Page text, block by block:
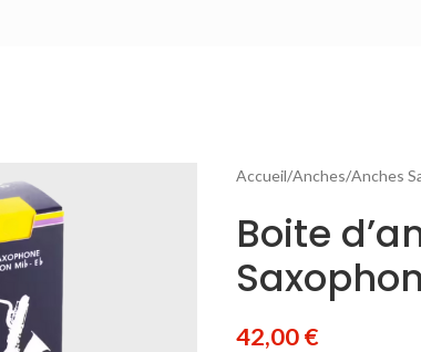
Accueil/Anches/Anches
Boite
42,00€